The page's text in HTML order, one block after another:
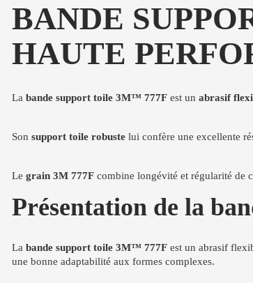
BANDE
HAUTE
La bande support toile 3M™ 777F est un abrasif
Son support toile robuste lui confère une excellente
Le grain 3M 777F combine longévité et régularité de
Présentation de la
La bande support toile 3M™ 777F est un abrasif
une bonne adaptabilité aux formes complexes.